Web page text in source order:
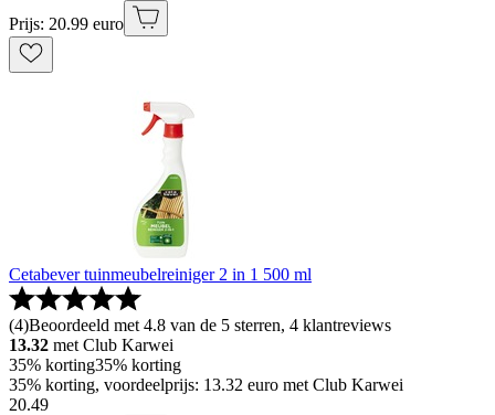
Prijs: 20.99 euro
Cetabever tuinmeubelreiniger 2 in 1 500 ml
(4)Beoordeeld met 4.8 van de 5 sterren, 4 klantreviews
13.32 met Club Karwei
35% korting35% korting
35% korting, voordeelprijs: 13.32 euro met Club Karwei
20.49